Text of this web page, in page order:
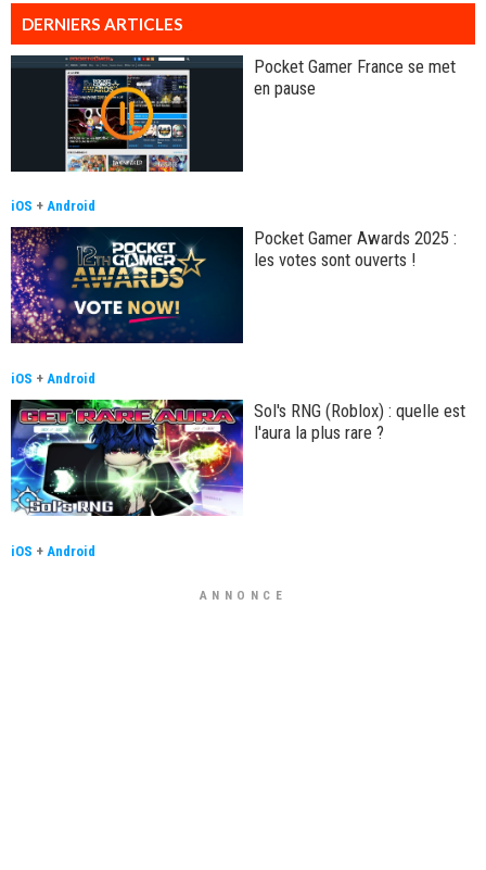
DERNIERS ARTICLES
Pocket Gamer France se met
en pause
iOS + Android
Pocket Gamer Awards 2025 :
les votes sont ouverts !
iOS + Android
Sol's RNG (Roblox) : quelle est
l'aura la plus rare ?
iOS + Android
ANNONCE